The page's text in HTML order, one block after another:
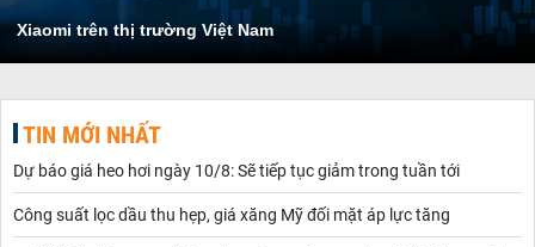
Xiaomi trên thị trường Việt Nam
TIN MỚI NHẤT
Dự báo giá heo hơi ngày 10/8: Sẽ tiếp tục giảm trong tuần tới
Công suất lọc dầu thu hẹp, giá xăng Mỹ đối mặt áp lực tăng